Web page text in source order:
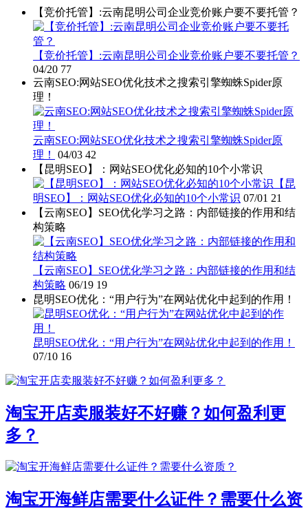
【竞价托管】:云南昆明公司企业竞价账户要不要托管？
【竞价托管】:云南昆明公司企业竞价账户要不要托管？
04/20 77
云南SEO:网站SEO优化技术之搜索引擎蜘蛛Spider原
理！
云南SEO:网站SEO优化技术之搜索引擎蜘蛛Spider原
理！
04/03 42
【昆明SEO】：网站SEO优化必知的10个小常识
【昆
明SEO】：网站SEO优化必知的10个小常识 07/01 21
【云南SEO】SEO优化学习之路：内部链接的作用和结
构策略
【云南SEO】SEO优化学习之路：内部链接的作用和结
构策略 06/19 19
昆明SEO优化：“用户行为”在网站优化中起到的作用！
昆明SEO优化：“用户行为”在网站优化中起到的作用！
07/10 16
淘宝开店卖服装好不好赚？如何盈利更
多？
淘宝开海鲜店需要什么证件？需要什么资